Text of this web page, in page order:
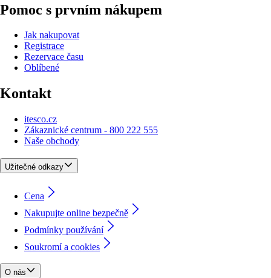
Pomoc s prvním nákupem
Jak nakupovat
Registrace
Rezervace času
Oblíbené
Kontakt
itesco.cz
Zákaznické centrum - 800 222 555
Naše obchody
Užitečné odkazy
Cena
Nakupujte online bezpečně
Podmínky používání
Soukromí a cookies
O nás